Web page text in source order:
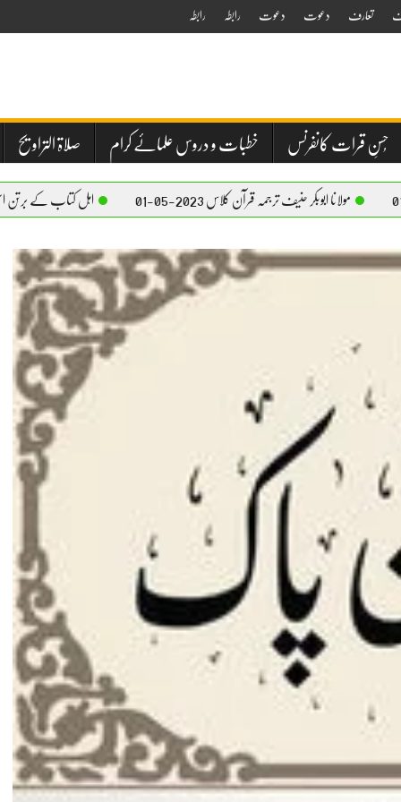
تعارف دعوت دعوت رابطہ رابطہ
حُسنِ قرات کانفرنس خطبات و دروس علمائے کرام صلاۃ التراویح
ابوبکر حنیف ترجمہ قرآن کلاس 2023-05-01 اہل کتاب کے برتن استعمال کرنے کا